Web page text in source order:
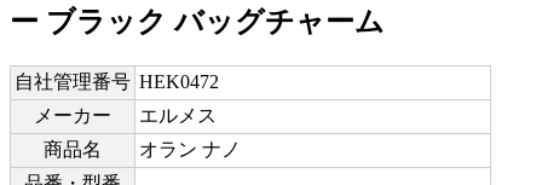
ー ブラック バッグチャーム
自社管理番号 HEK0472
メーカー
エルメス
商品名
オラン ナノ